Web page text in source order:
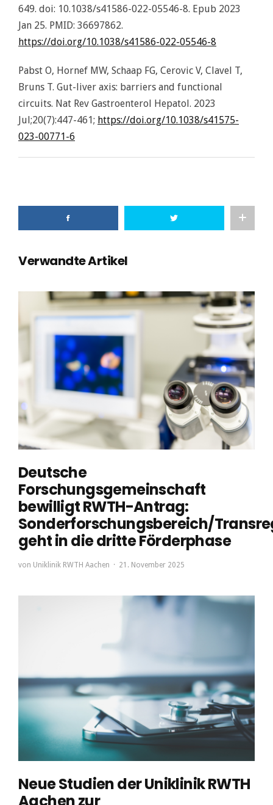
649. doi: 10.1038/s41586-022-05546-8. Epub 2023
Jan 25. PMID: 36697862.
https://doi.org/10.1038/s41586-022-05546-8
Pabst O, Hornef MW, Schaap FG, Cerovic V, Clavel T,
Bruns T. Gut-liver axis: barriers and functional
circuits. Nat Rev Gastroenterol Hepatol. 2023
Jul;20(7):447-461; https://doi.org/10.1038/s41575-
023-00771-6
Verwandte Artikel
Deutsche
Forschungsgemeinschaft
bewilligt RWTH-Antrag:
Sonderforschungsbereich/
geht in die dritte Förderphase
von Uniklinik RWTH Aachen 21. November 2025
Neue Studien der Uniklinik RWTH